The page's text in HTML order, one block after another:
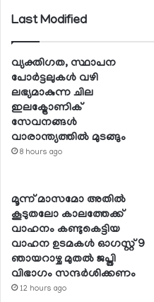
Last Modified
വ്യക്തിഗത, സ്ഥാപന
പോര്‍ട്ടലുകള്‍ വഴി
ലഭ്യമാകുന്ന ചില
ഇലക്ട്രോണിക്
സേവനങ്ങള്‍
വാരാന്ത്യത്തില്‍ മുടങ്ങും
8 hours ago
മൂന്ന് മാസമോ അതില്‍
കൂടുതലോ കാലത്തേക്ക്
വാഹനം കണ്ടുകെട്ടിയ
വാഹന ഉടമകള്‍ ഓഗസ്റ്റ് 9
ഞായറാഴ്ച മുതല്‍ ജപ്തി
വിഭാഗം സന്ദര്‍ശിക്കണം
12 hours ago